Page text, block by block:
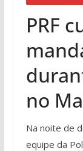
PRF
no
Na noite de
equipe da